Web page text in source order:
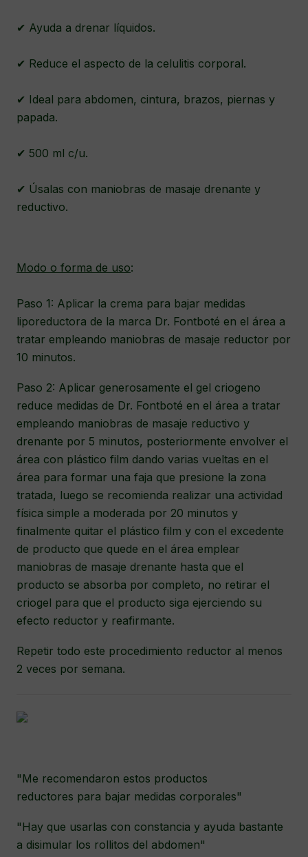
✔ Ayuda a drenar líquidos.
✔ Reduce el aspecto de la celulitis corporal.
✔ Ideal para abdomen, cintura, brazos, piernas y
papada.
✔ 500 ml c/u.
✔ Úsalas con maniobras de masaje drenante y
reductivo.
Modo o forma de uso:
Paso 1: Aplicar la crema para bajar medidas
liporeductora de la marca Dr. Fontboté en el área a
tratar empleando maniobras de masaje reductor por
10 minutos.
Paso 2: Aplicar generosamente el gel criogeno
reduce medidas de Dr. Fontboté en el área a tratar
empleando maniobras de masaje reductivo y
drenante por 5 minutos, posteriormente envolver el
área con plástico film dando varias vueltas en el
área para formar una faja que presione la zona
tratada, luego se recomienda realizar una actividad
física simple a moderada por 20 minutos y
finalmente quitar el plástico film y con el excedente
de producto que quede en el área emplear
maniobras de masaje drenante hasta que el
producto se absorba por completo, no retirar el
criogel para que el producto siga ejerciendo su
efecto reductor y reafirmante.
Repetir todo este procedimiento reductor al menos
2 veces por semana.
"Me recomendaron estos productos
reductores para bajar medidas corporales"
"Hay que usarlas con constancia y ayuda bastante
a disimular los rollitos del abdomen"